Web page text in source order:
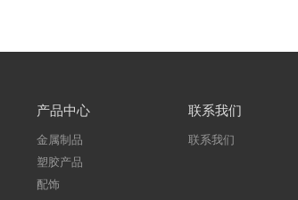
产品中心
金属制品
塑胶产品
配饰
联系我们
联系我们